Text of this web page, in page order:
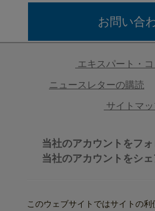
お問い合
エキスパート・
ニュースレターの購読
サイトマ
当社のアカウントをフ
当社のアカウントをシ
このウェブサイトではサイトの